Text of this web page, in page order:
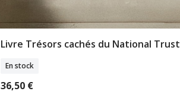
Ajouter Au Panier
Livre Trésors cachés du National Trust
En stock
36,50 €